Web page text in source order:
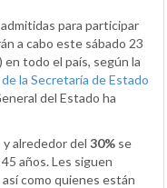
para participar
a cabo este sábado 23
en todo el país, según la
la Secretaría de Estado
del Estado ha
y alrededor del 30% se
años. Les siguen
como quienes están